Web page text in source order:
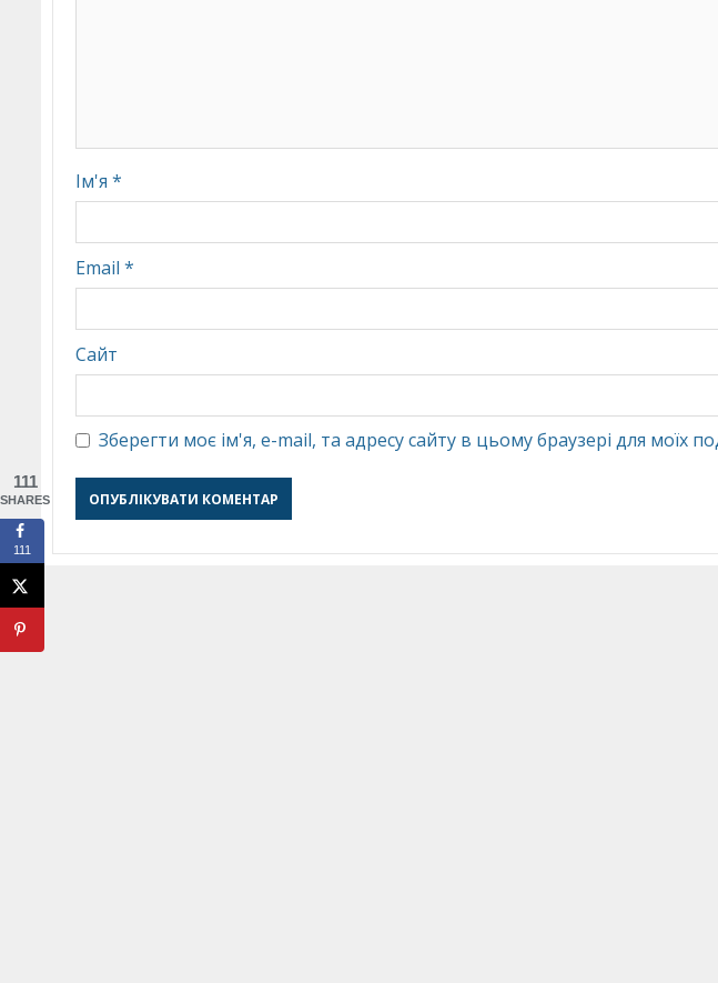
Ім'я *
Email *
Сайт
Зберегти моє ім'я, e-mail, та адресу сайту в цьому браузері для моїх
111
SHARES
111